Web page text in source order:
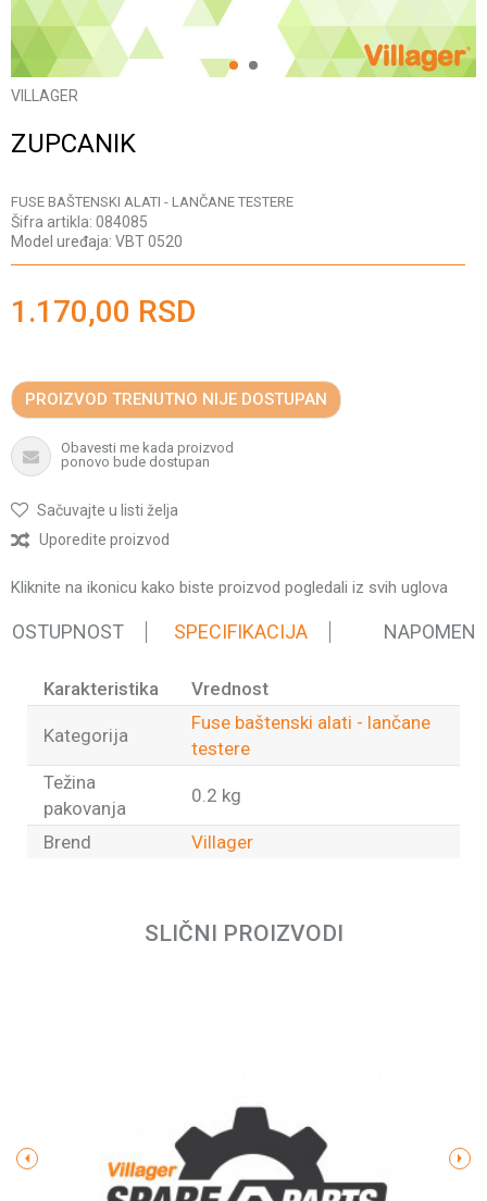
1 2
VILLAGER
ZUPCANIK
FUSE BAŠTENSKI ALATI - LANČANE TESTERE
Šifra artikla: 084085
Model uređaja: VBT 0520
1.170,00 RSD
PROIZVOD TRENUTNO NIJE DOSTUPAN
Obavesti me kada proizvod
ponovo bude dostupan
Sačuvajte u listi želja
Uporedite proizvod
Kliknite na ikonicu kako biste proizvod pogledali iz svih uglova
SPECIFIKACIJA NAPOMENA
Karakteristika Vrednost
Kategorija
Fuse baštenski alati - lančane
testere
Težina
pakovanja
0.2 kg
Brend Villager
SLIČNI PROIZVODI